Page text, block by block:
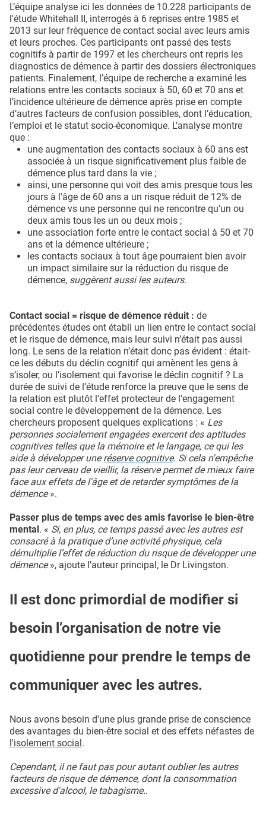
L’équipe analyse ici les données de 10.228 participants de
l'étude Whitehall II, interrogés à 6 reprises entre 1985 et
2013 sur leur fréquence de contact social avec leurs amis
et leurs proches. Ces participants ont passé des tests
cognitifs à partir de 1997 et les chercheurs ont repris les
diagnostics de démence à partir des dossiers électroniques
patients. Finalement, l’équipe de recherche a examiné les
relations entre les contacts sociaux à 50, 60 et 70 ans et
l’incidence ultérieure de démence après prise en compte
d’autres facteurs de confusion possibles, dont l’éducation,
l’emploi et le statut socio-économique. L’analyse montre
que :
une augmentation des contacts sociaux à 60 ans est
associée à un risque significativement plus faible de
démence plus tard dans la vie ;
ainsi, une personne qui voit des amis presque tous les
jours à l'âge de 60 ans a un risque réduit de 12% de
démence vs une personne qui ne rencontre qu’un ou
deux amis tous les un ou deux mois ;
une association forte entre le contact social à 50 et 70
ans et la démence ultérieure ;
les contacts sociaux à tout âge pourraient bien avoir
un impact similaire sur la réduction du risque de
démence, suggèrent aussi les auteurs.
Contact social = risque de démence réduit : de
précédentes études ont établi un lien entre le contact social
et le risque de démence, mais leur suivi n’était pas aussi
long. Le sens de la relation n’était donc pas évident : était-
ce les débuts du déclin cognitif qui amènent les gens à
s’isoler, ou l’isolement qui favorise le déclin cognitif ? La
durée de suivi de l’étude renforce la preuve que le sens de
la relation est plutôt l’effet protecteur de l'engagement
social contre le développement de la démence. Les
chercheurs proposent quelques explications : « Les
personnes socialement engagées exercent des aptitudes
cognitives telles que la mémoire et le langage, ce qui les
aide à développer uneréserve cognitive. Si cela n'empêche
pas leur cerveau de vieillir, la réserve permet de mieux faire
face aux effets de l'âge et de retarder symptômes de la
démence».
Passer plus de temps avec des amis favorise le bien-être
mental. « Si, en plus, ce temps passé avec les autres est
consacré à la pratique d’une activité physique, cela
démultiplie l’effet de réduction du risque de développer une
démence», ajoute l’auteur principal, le Dr Livingston.
Il est donc primordial de modifier si
besoin l’organisation de notre vie
quotidienne pour prendre le temps de
communiquer avec les autres.
Nous avons besoin d'une plus grande prise de conscience
des avantages du bien-être social et des effets néfastes de
l'isolement social.
Cependant, il ne faut pas pour autant oublier les autres
facteurs de risque de démence, dont la consommation
excessive d'alcool, le tabagisme..